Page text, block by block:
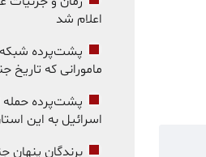
اعلام شد
پشت‌پرده
مامورانی که تاریخ
پشت‌پرده حمله
اسرائیل به این
برندگان پنهان